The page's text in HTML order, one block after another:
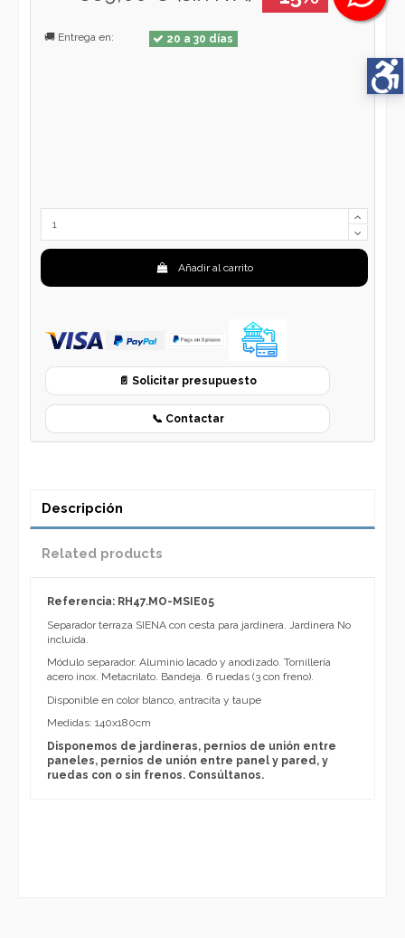
Añadir al carrito
🚚 Entrega en: 20 a 30 días
📄 Solicitar presupuesto
📞 Contactar
Descripción
Related products
Referencia: RH47.MO-MSIE05
Separador terraza SIENA con cesta para jardinera. Jardinera No
incluida.
Módulo separador. Aluminio lacado y anodizado. Tornillería
acero inox. Metacrilato. Bandeja. 6 ruedas (3 con freno).
Disponible en color blanco, antracita y taupe
Medidas: 140x180cm
Disponemos de jardineras, pernios de unión entre
paneles, pernios de unión entre panel y pared, y
ruedas con o sin frenos. Consúltanos.